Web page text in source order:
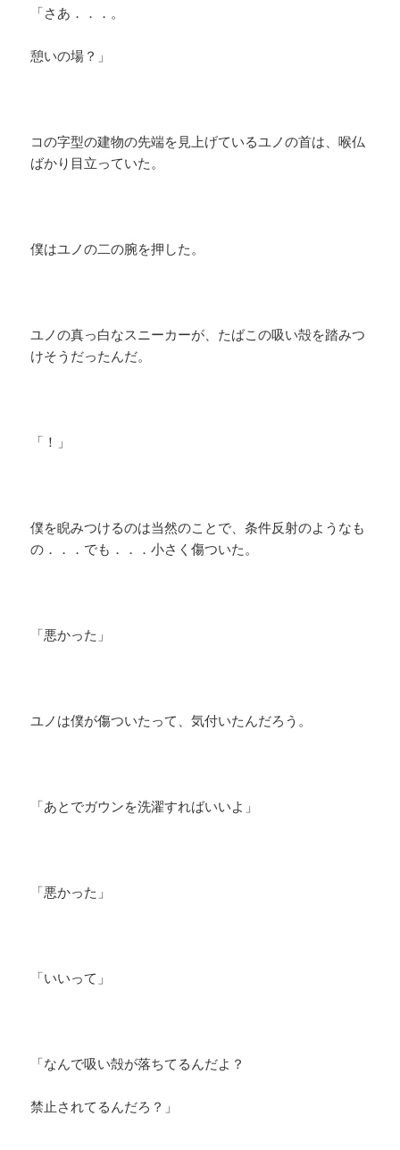
「さあ．．．。
憩いの場？」
コの字型の建物の先端を見上げているユノの首は、喉仏
ばかり目立っていた。
僕はユノの二の腕を押した。
ユノの真っ白なスニーカーが、たばこの吸い殻を踏みつ
けそうだったんだ。
「！」
僕を睨みつけるのは当然のことで、条件反射のようなも
の．．．でも．．．小さく傷ついた。
「悪かった」
ユノは僕が傷ついたって、気付いたんだろう。
「あとでガウンを洗濯すればいいよ」
「悪かった」
「いいって」
「なんで吸い殻が落ちてるんだよ？
禁止されてるんだろ？」